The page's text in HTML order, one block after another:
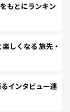
もとにランキン
しくなる 旅先・
インタビュー連